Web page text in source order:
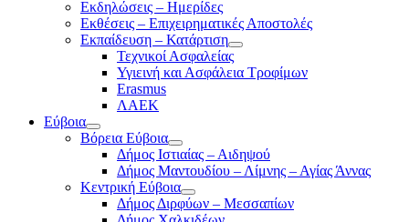
Εκδηλώσεις – Ημερίδες
Εκθέσεις – Επιχειρηματικές Αποστολές
Εκπαίδευση – Κατάρτιση
Τεχνικοί Ασφαλείας
Υγιεινή και Ασφάλεια Τροφίμων
Erasmus
ΛΑΕΚ
Εύβοια
Βόρεια Εύβοια
Δήμος Ιστιαίας – Αιδηψού
Δήμος Μαντουδίου – Λίμνης – Αγίας Άννας
Κεντρική Εύβοια
Δήμος Διρφύων – Μεσσαπίων